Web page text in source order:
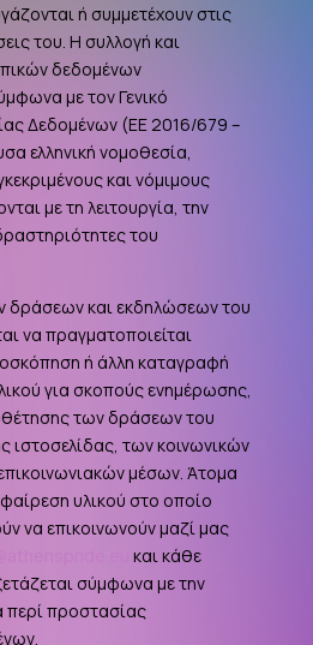
ή συμμετέχουν στις
του. Η συλλογή και
δεδομένων
με τον Γενικό
Δεδομένων (ΕΕ 2016/679 –
ελληνική νομοθεσία,
και νόμιμους
με τη λειτουργία, την
του
δράσεων και εκδηλώσεων του
να πραγματοποιείται
ή άλλη καταγραφή
για σκοπούς ενημέρωσης,
των δράσεων του
ιστοσελίδας, των κοινωνικών
μέσων. Άτομα
υλικού στο οποίο
να επικοινωνούν μαζί μας
και κάθε
σύμφωνα με την
περί προστασίας